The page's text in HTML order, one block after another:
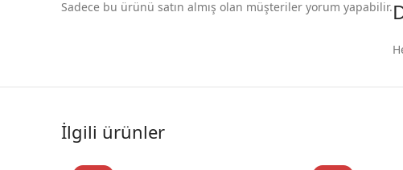
Sadece bu ürünü satın almış olan müşteriler yorum yapabilir.
İlgili ürünler